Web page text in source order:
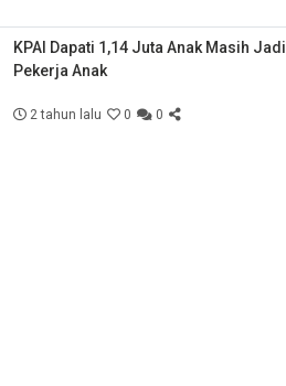
KPAI Dapati 1,14 Juta Anak Masih Jadi
Pekerja Anak
2 tahun lalu 0 0